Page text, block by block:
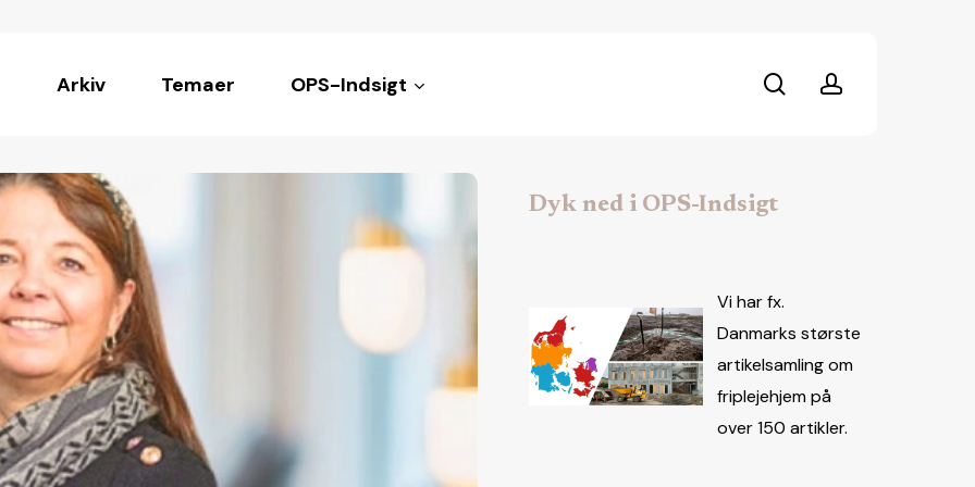
Arkiv Temaer OPS-Indsigt searchaccount
Dyk ned i OPS-Indsigt
Vi har fx.
Danmarks største
artikelsamling om
friplejehjem på
over 150 artikler.